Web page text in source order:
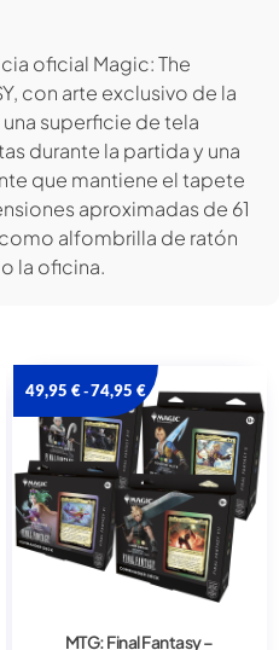
oficial Magic: The
con arte exclusivo de la
superficie de tela
durante la partida y una
que mantiene el tapete
aproximadas de 61
alfombrilla de ratón
la oficina.
49,95 €-74,95 €
MTG: Final Fantasy –